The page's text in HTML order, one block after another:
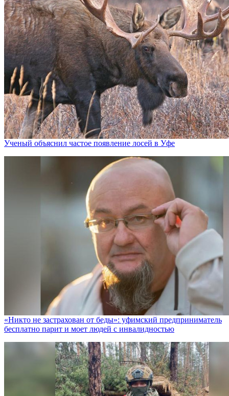
Ученый объяснил частое появление лосей в Уфе
«Никто не заcтрахован от беды»: уфимский предприниматель
бесплатно парит и моет людей с инвалидностью